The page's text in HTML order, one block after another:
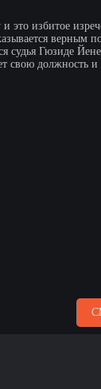
это избитое
верным
судья Гюзиде
свою должность и